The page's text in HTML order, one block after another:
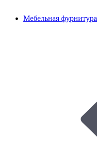
Мебельная фурнитура